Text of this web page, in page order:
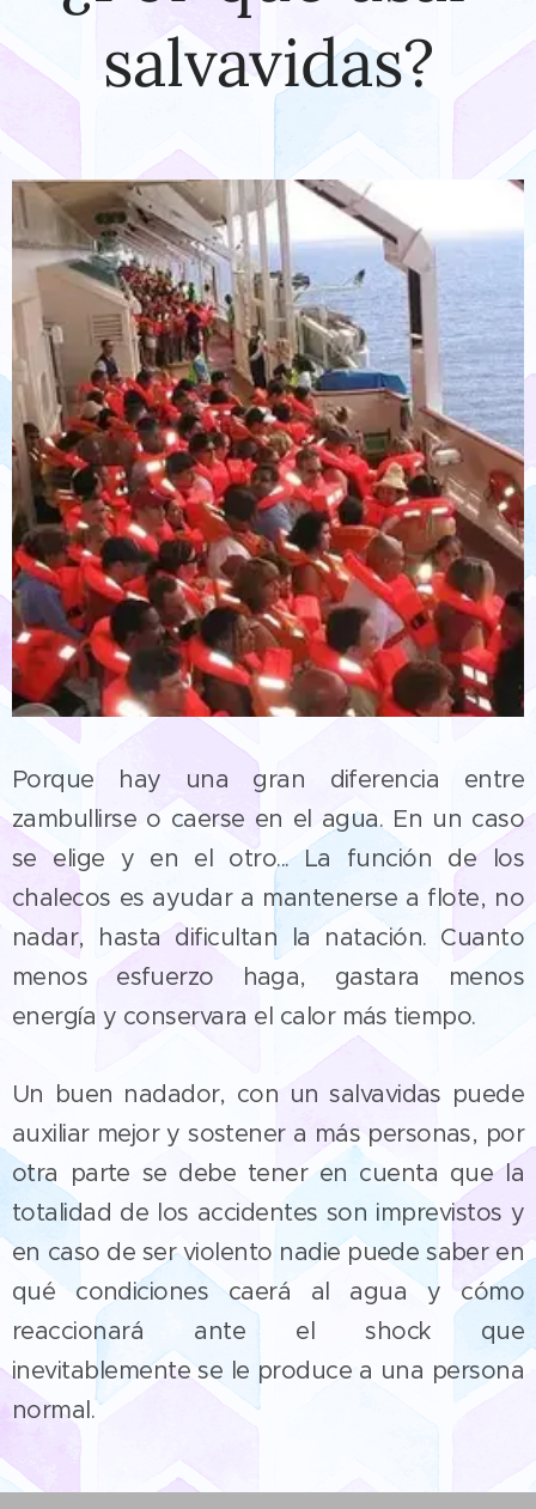
salvavidas?
Porque hay una gran diferencia entre
zambullirse o caerse en el agua. En un caso
se elige y en el otro... La función de los
chalecos es ayudar a mantenerse a flote, no
nadar, hasta dificultan la natación. Cuanto
menos esfuerzo haga, gastara menos
energía y conservara el calor más tiempo.
Un buen nadador, con un salvavidas puede
auxiliar mejor y sostener a más personas, por
otra parte se debe tener en cuenta que la
totalidad de los accidentes son imprevistos y
en caso de ser violento nadie puede saber en
qué condiciones caerá al agua y cómo
reaccionará ante el shock que
inevitablemente se le produce a una persona
normal.